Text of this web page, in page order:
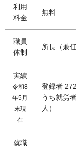
利用
料金
無料
職員
体制
所長（兼
実績
令和8
年5月
末現
在
登録者
うち就労
人）
就職